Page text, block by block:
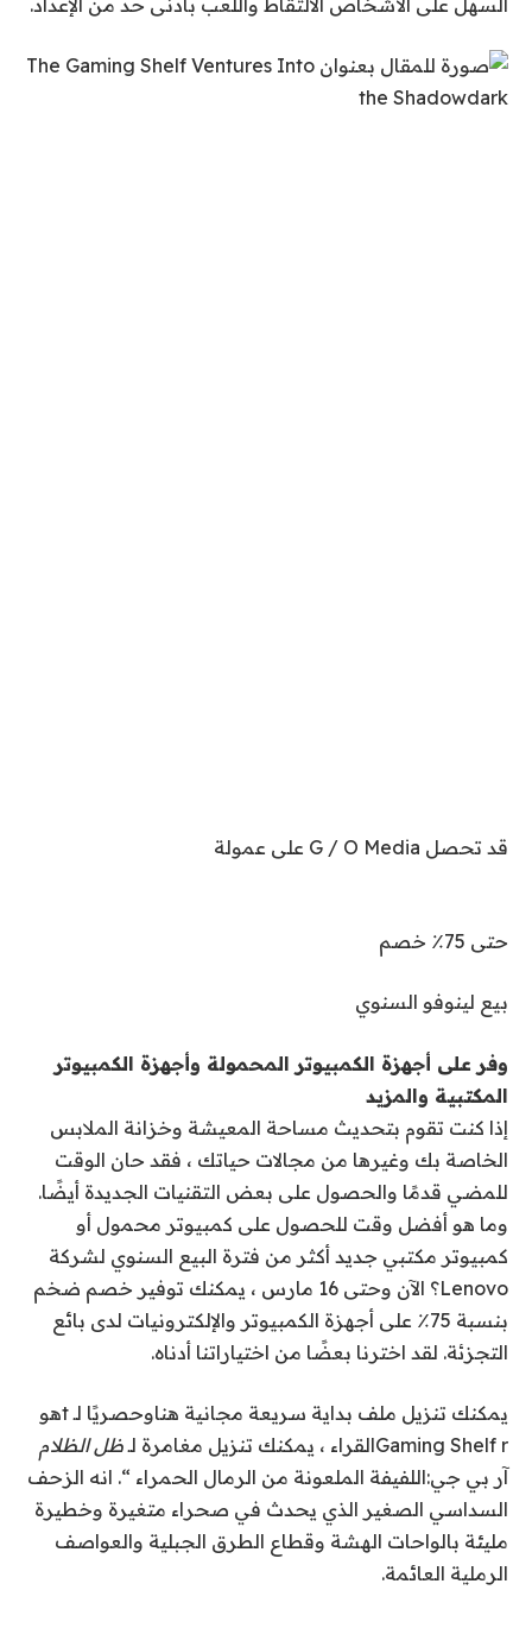
قد تحصل G / O Media على عمولة
حتى 75٪ خصم
بيع لينوفو السنوي
وفر على أجهزة الكمبيوتر المحمولة وأجهزة الكمبيوتر
المكتبية والمزيد
إذا كنت تقوم بتحديث مساحة المعيشة وخزانة الملابس
الخاصة بك وغيرها من مجالات حياتك ، فقد حان الوقت
للمضي قدمًا والحصول على بعض التقنيات الجديدة أيضًا.
وما هو أفضل وقت للحصول على كمبيوتر محمول أو
كمبيوتر مكتبي جديد أكثر من فترة البيع السنوي لشركة
Lenovo؟ الآن وحتى 16 مارس ، يمكنك توفير خصم ضخم
بنسبة 75٪ على أجهزة الكمبيوتر والإلكترونيات لدى بائع
التجزئة. لقد اخترنا بعضًا من اختياراتنا أدناه.
يمكنك تنزيل ملف بداية سريعة مجانية هناوحصريًا لـ t هو
Gaming Shelf rالقراء ، يمكنك تنزيل مغامرة لـظل الظلام
آر بي جي:اللفيفة الملعونة من الرمال الحمراء “. انه الزحف
السداسي الصغير الذي يحدث في صحراء متغيرة وخطيرة
مليئة بالواحات الهشة وقطاع الطرق الجبلية والعواصف
الرملية العائمة.